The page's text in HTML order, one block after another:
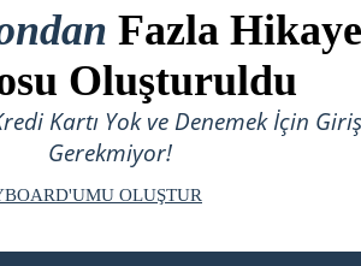
Fazla Hikaye
Oluşturuldu
Kartı Yok ve Denemek İçin Giriş
Gerekmiyor!
OLUŞTUR